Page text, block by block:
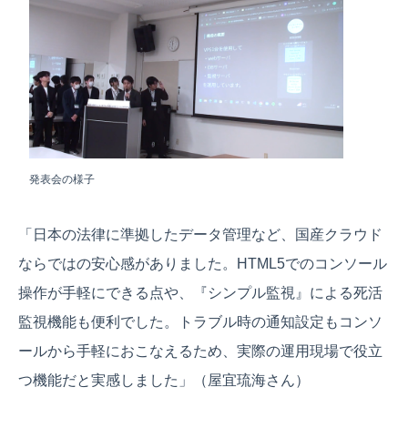
発表会の様子
「日本の法律に準拠したデータ管理など、国産クラウド
ならではの安心感がありました。HTML5でのコンソール
操作が手軽にできる点や、『シンプル監視』による死活
監視機能も便利でした。トラブル時の通知設定もコンソ
ールから手軽におこなえるため、実際の運用現場で役立
つ機能だと実感しました」（屋宜琉海さん）